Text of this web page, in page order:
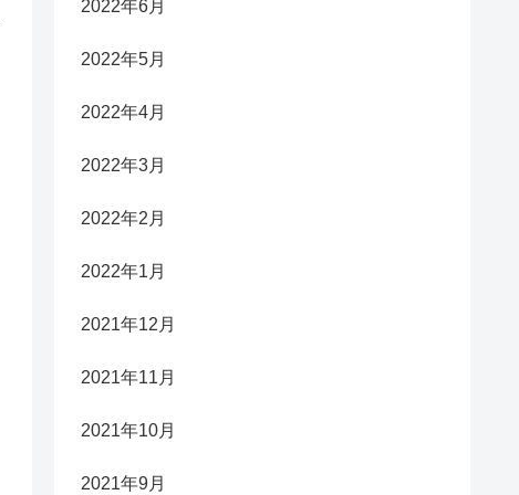
2022年6月
2022年5月
2022年4月
2022年3月
2022年2月
2022年1月
2021年12月
2021年11月
2021年10月
2021年9月